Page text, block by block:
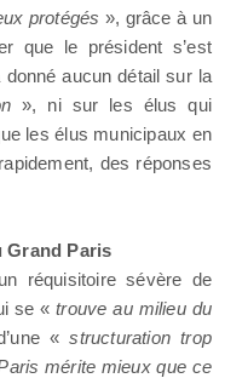
protégés », grâce à un
que le président s’est
donné aucun détail sur la
», ni sur les élus qui
les élus municipaux en
des réponses
Grand Paris
réquisitoire sévère de
se «trouve au milieu du
«structuration trop
mérite mieux que ce